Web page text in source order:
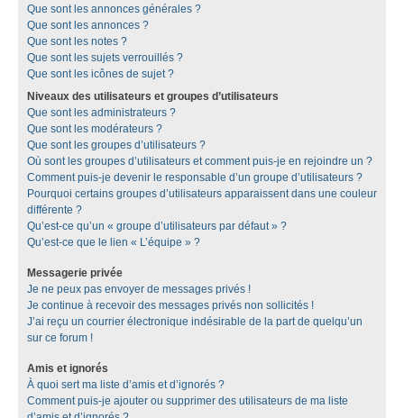
Que sont les annonces générales ?
Que sont les annonces ?
Que sont les notes ?
Que sont les sujets verrouillés ?
Que sont les icônes de sujet ?
Niveaux des utilisateurs et groupes d’utilisateurs
Que sont les administrateurs ?
Que sont les modérateurs ?
Que sont les groupes d’utilisateurs ?
Où sont les groupes d’utilisateurs et comment puis-je en rejoindre un ?
Comment puis-je devenir le responsable d’un groupe d’utilisateurs ?
Pourquoi certains groupes d’utilisateurs apparaissent dans une couleur
différente ?
Qu’est-ce qu’un « groupe d’utilisateurs par défaut » ?
Qu’est-ce que le lien « L’équipe » ?
Messagerie privée
Je ne peux pas envoyer de messages privés !
Je continue à recevoir des messages privés non sollicités !
J’ai reçu un courrier électronique indésirable de la part de quelqu’un
sur ce forum !
Amis et ignorés
À quoi sert ma liste d’amis et d’ignorés ?
Comment puis-je ajouter ou supprimer des utilisateurs de ma liste